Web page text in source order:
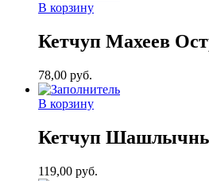
В корзину
Кетчуп Махеев
78,00 руб.
В корзину
Кетчуп
119,00 руб.